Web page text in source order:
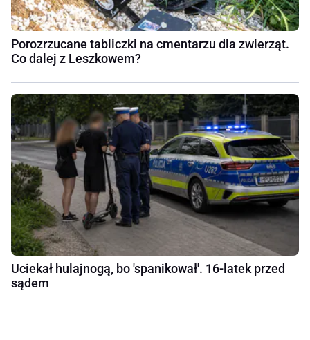
Porozrzucane tabliczki na cmentarzu dla zwierząt.
Co dalej z Leszkowem?
Uciekał hulajnogą, bo 'spanikował'. 16-latek przed
sądem